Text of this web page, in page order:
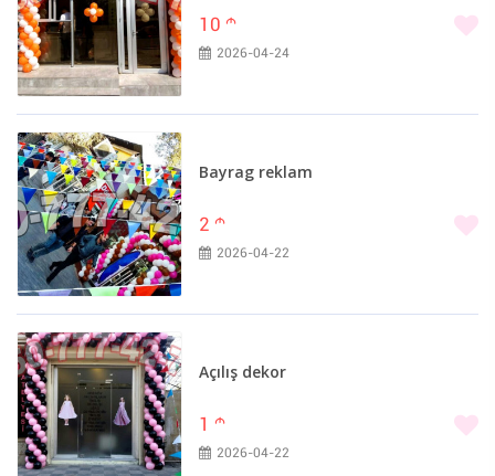
10 m
2026-04-24
Bayrag reklam
2 m
2026-04-22
Açılış dekor
1 m
2026-04-22